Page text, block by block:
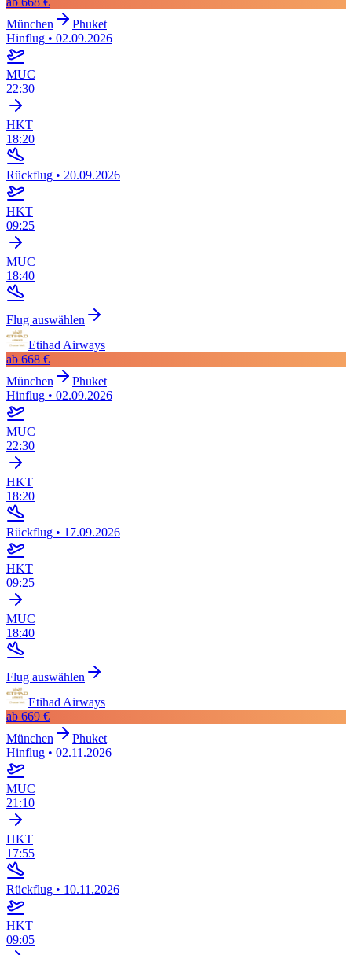
München
Phuket
Hinflug • 02.09.2026
MUC
22:30
HKT
18:20
Rückflug • 20.09.2026
HKT
09:25
MUC
18:40
Flug auswählen
Etihad Airways
ab 668 €
München
Phuket
Hinflug • 02.09.2026
MUC
22:30
HKT
18:20
Rückflug • 17.09.2026
HKT
09:25
MUC
18:40
Flug auswählen
Etihad Airways
ab 669 €
München
Phuket
Hinflug • 02.11.2026
MUC
21:10
HKT
17:55
Rückflug • 10.11.2026
HKT
09:05